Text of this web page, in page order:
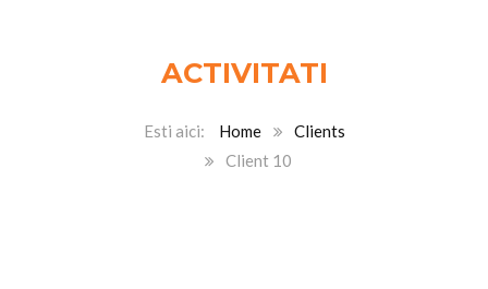
ACTIVITATI
Home
Clients
Client 10